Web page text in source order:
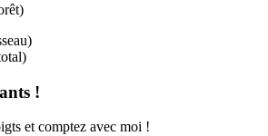
!
et comptez avec moi !